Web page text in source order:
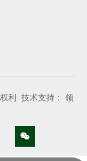
利 技术支持：
领